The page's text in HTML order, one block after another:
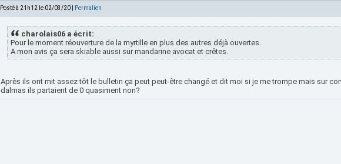
Posté à 21h12 le 02/03/20 | Permalien
charolais06 a écrit:
Pour le moment réouverture de la myrtille en plus des autres déjà ouvertes.
A mon avis ça sera skiable aussi sur mandarine avocat et crêtes.
Après ils ont mit assez tôt le bulletin ça peut peut-être changé et dit moi si je me trompe mais sur
dalmas ils partaient de 0 quasiment non?